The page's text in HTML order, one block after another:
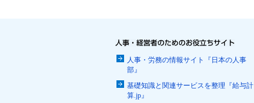
人事・労務の情報サイト『日本の人事
部』
基礎知識と関連サービスを整理『給与計
算.jp』